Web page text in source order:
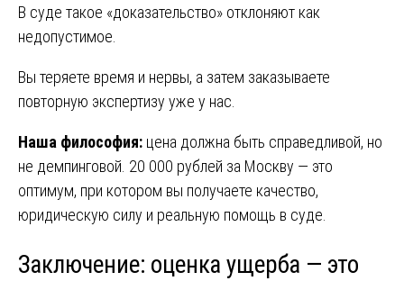
В суде такое «доказательство» отклоняют как
недопустимое.
Вы теряете время и нервы, а затем заказываете
повторную экспертизу уже у нас.
Наша философия: цена должна быть справедливой, но
не демпинговой. 20 000 рублей за Москву — это
оптимум, при котором вы получаете качество,
юридическую силу и реальную помощь в суде.
Заключение: оценка ущерба — это